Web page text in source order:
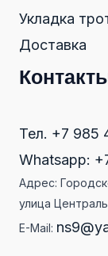
Укладка
Доставка
Тел. +7 985
Whatsapp:
Адрес:
улица
E-Mail: